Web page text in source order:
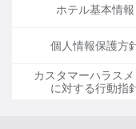
ホテル基本情報
個人情報保護方
カスタマーハラスメ
に対する行動指